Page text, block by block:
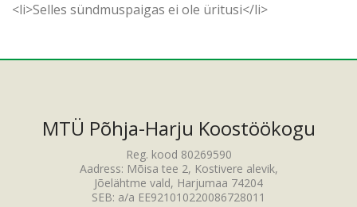
<li>Selles sündmuspaigas ei ole üritusi</li>
MTÜ Põhja-Harju Koostöökogu
Reg. kood 80269590
Aadress: Mõisa tee 2, Kostivere alevik,
Jõelähtme vald, Harjumaa 74204
SEB: a/a EE921010220086728011